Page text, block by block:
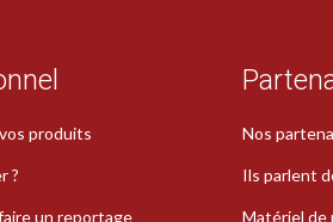
produits
?
un reportage
Nos
Ils parlent
Matériel de